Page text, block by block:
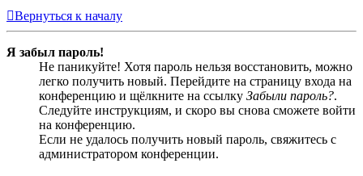
Вернуться к началу
Я забыл пароль!
Не паникуйте! Хотя пароль нельзя восстановить, можно
легко получить новый. Перейдите на страницу входа на
конференцию и щёлкните на ссылку Забыли пароль?.
Следуйте инструкциям, и скоро вы снова сможете войти
на конференцию.
Если не удалось получить новый пароль, свяжитесь с
администратором конференции.